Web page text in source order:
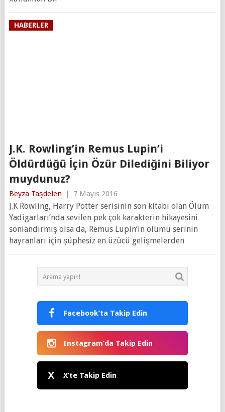
HABERLER
J.K. Rowling’in Remus Lupin’i
Öldürdüğü İçin Özür Dilediğini Biliyor
muydunuz?
Beyza Taşdelen | 7 Mayıs 2016
J.K Rowling, Harry Potter serisinin son kitabı olan Ölüm
Yadigarları’nda sevilen pek çok karakterin hikayesini
sonlandırmış olsa da, Remus Lupin’in ölümü serinin
hayranları için şüphesiz en üzücü gelişmelerden
Facebook’ta Takip Edin
Instagram’da Takip Edin
X X’te Takip Edin